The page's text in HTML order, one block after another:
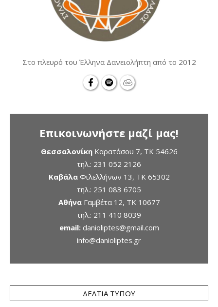
Στο πλευρό του Έλληνα Δανειολήπτη από το 2012
Επικοινωνήστε μαζί μας!
ΘεσσαλονίκηΚαρατάσου 7, TK 54626
τηλ.: 231 052 2126
ΚαβάλαΦιλελλήνων 13, ΤΚ 65302
τηλ.: 251 083 6705
ΑθήναΓαμβέτα 12, ΤΚ 10677
τηλ.: 211 410 8039
email: danioliptes@gmail.com
info@danioliptes.gr
ΔΕΛΤΊΑ ΤΎΠΟΥ